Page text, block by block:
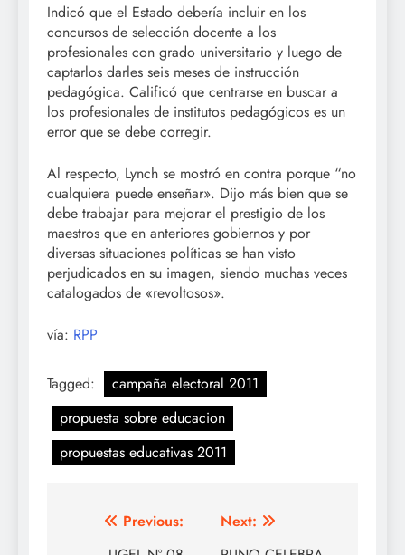
Indicó que el Estado debería incluir en los
concursos de selección docente a los
profesionales con grado universitario y luego de
captarlos darles seis meses de instrucción
pedagógica. Calificó que centrarse en buscar a
los profesionales de institutos pedagógicos es un
error que se debe corregir.
Al respecto, Lynch se mostró en contra porque “no
cualquiera puede enseñar». Dijo más bien que se
debe trabajar para mejorar el prestigio de los
maestros que en anteriores gobiernos y por
diversas situaciones políticas se han visto
perjudicados en su imagen, siendo muchas veces
catalogados de «revoltosos».
vía: RPP
Tagged:
campaña electoral 2011
propuesta sobre educacion
propuestas educativas 2011
Navegación
Previous:
Next: